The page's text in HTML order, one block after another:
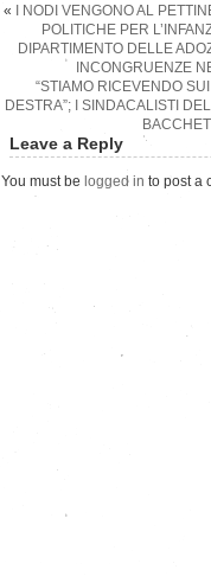
«
I NODI VENGONO AL
POLITICHE PER
DIPARTIMENTO DELLE
INCONGRUENZE
“STIAMO RICEVENDO
DESTRA”; I SINDACALISTI
Leave a Reply
You must be logged in to post a